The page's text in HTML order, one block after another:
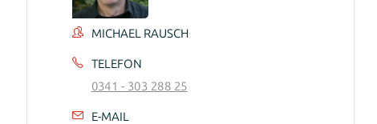
MICHAEL RAUSCH
TELEFON
0341 - 303 288 25
E-MAIL